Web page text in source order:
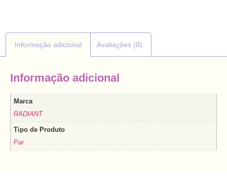
Informação adicional Avaliações (0)
Informação adicional
Marca
RADIANT
Tipo de Produto
Par